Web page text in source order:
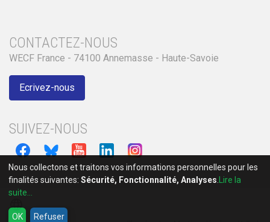
CONTACTEZ-NOUS
WECF France - 74100 Annemasse - Haute-Savoie
Ecrivez-nous
SUIVEZ-NOUS
language
Nous collectons et traitons vos informations personnelles pour les
finalités suivantes: Sécurité, Fonctionnalité, Analyses
Lire la
suite...
OK Refuser